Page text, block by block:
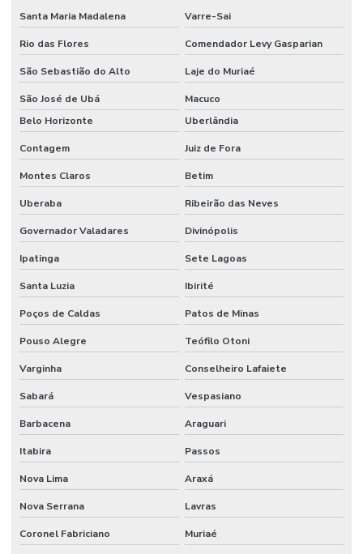
Santa Maria Madalena Varre-Sai
Rio das Flores Comendador Levy Gasparian
São Sebastião do Alto Laje do Muriaé
São José de Ubá
Macuco
Belo Horizonte
Uberlândia
Contagem Juiz de Fora
Montes Claros Betim
Uberaba Ribeirão das Neves
Governador Valadares Divinópolis
Ipatinga Sete Lagoas
Santa Luzia Ibirité
Poços de Caldas Patos de Minas
Pouso Alegre Teófilo Otoni
Varginha Conselheiro Lafaiete
Sabará Vespasiano
Barbacena Araguari
Itabira Passos
Nova Lima Araxá
Nova Serrana Lavras
Coronel Fabriciano Muriaé